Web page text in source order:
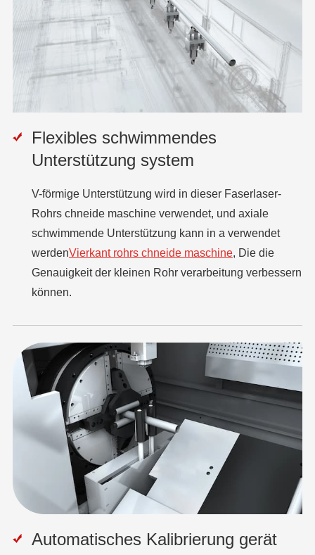
Flexibles schwimmendes
Unterstützung system
V-förmige Unterstützung wird in dieser Faserlaser-
Rohrs chneide maschine verwendet, und axiale
schwimmende Unterstützung kann in a verwendet
werdenVierkant rohrs chneide maschine, Die die
Genauigkeit der kleinen Rohr verarbeitung verbessern
können.
Automatisches Kalibrierung gerät